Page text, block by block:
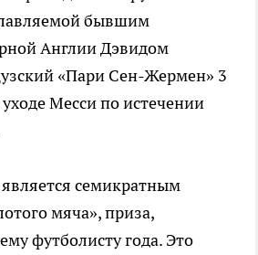
бывшим
Англии Дэвидом
«Пари Сен-Жермен» 3
Месси по истечении
семикратным
мяча», приза,
футболисту года. Это